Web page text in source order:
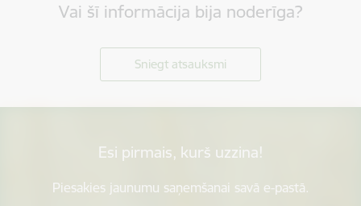
Vai šī informācija bija noderīga?
Sniegt atsauksmi
Esi pirmais, kurš uzzina!
Piesakies jaunumu saņemšanai savā e-pastā.